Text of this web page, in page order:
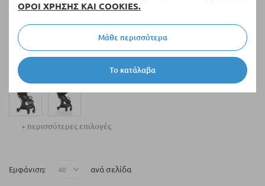
ΟΡΟΙ ΧΡΗΣΗΣ ΚΑΙ COOKIES.
Το κατάλαβα
Μάθε περισσότερα
Διαθέσιμο
Καρότσι μωρού καλοκαιρινό
Cangaroo Easy Fold
198,90 €
+ περισσότερες επιλογές
Εμφάνιση ανά σελίδα